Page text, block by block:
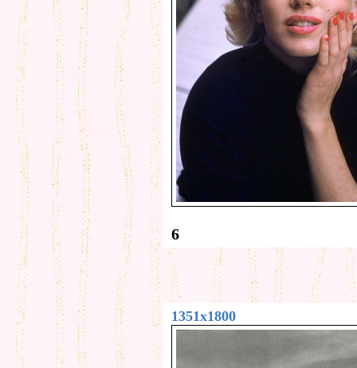
6
1351x1800